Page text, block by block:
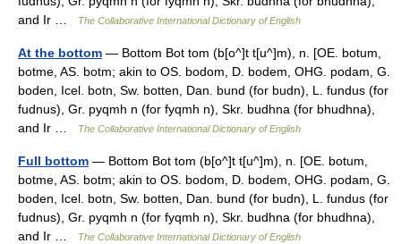
and Ir …
The Collaborative International Dictionary of English
At the bottom — Bottom Bot tom (b[o^]t t[u^]m), n. [OE. botum,
botme, AS. botm; akin to OS. bodom, D. bodem, OHG. podam, G.
boden, Icel. botn, Sw. botten, Dan. bund (for budn), L. fundus (for
fudnus), Gr. pyqmh n (for fyqmh n), Skr. budhna (for bhudhna),
and Ir …
The Collaborative International Dictionary of English
Full bottom — Bottom Bot tom (b[o^]t t[u^]m), n. [OE. botum,
botme, AS. botm; akin to OS. bodom, D. bodem, OHG. podam, G.
boden, Icel. botn, Sw. botten, Dan. bund (for budn), L. fundus (for
fudnus), Gr. pyqmh n (for fyqmh n), Skr. budhna (for bhudhna),
and Ir …
The Collaborative International Dictionary of English